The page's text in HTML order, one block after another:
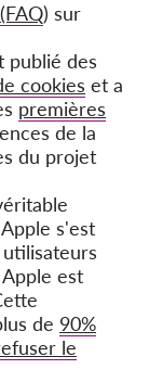
(FAQ) sur
publié des
cookies et a
premières
de la
du projet
s'est
est
de 90%
le